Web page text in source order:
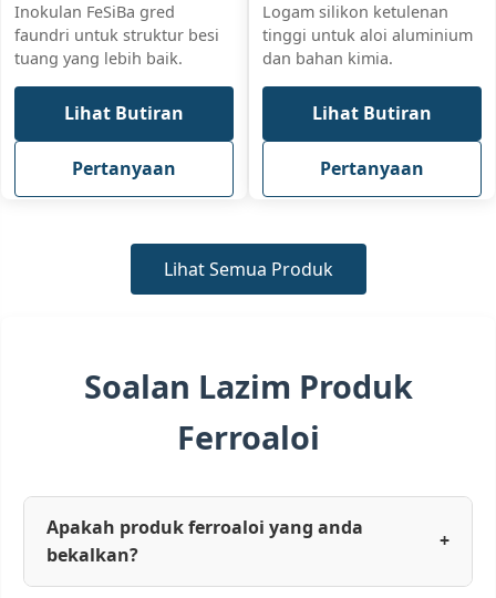
Inokulan FeSiBa gred
faundri untuk struktur besi
tuang yang lebih baik.
Lihat Butiran
Pertanyaan
Logam silikon ketulenan
tinggi untuk aloi aluminium
dan bahan kimia.
Lihat Butiran
Pertanyaan
Lihat Semua Produk
Soalan Lazim Produk
Ferroaloi
Apakah produk ferroaloi yang anda
bekalkan?
+